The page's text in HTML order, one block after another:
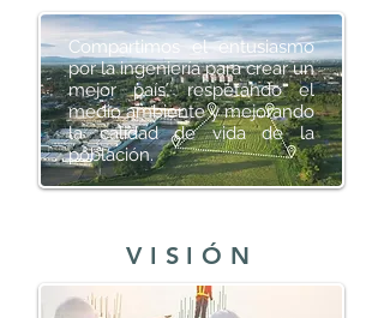
Compartimos el entusiasmo
por la ingeniería para crear un
mejor país, respetando el
medio ambiente y mejorando
la calidad de vida de la
población.
VISIÓN